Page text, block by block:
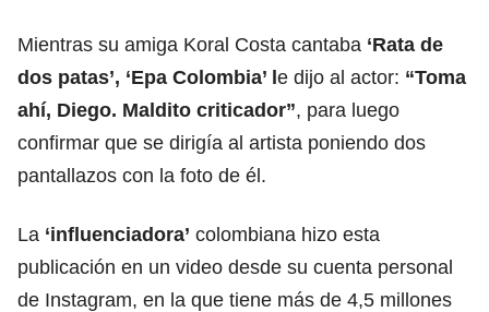
Mientras su amiga Koral Costa cantaba ‘Rata de
dos patas’, ‘Epa Colombia’ le dijo al actor: “Toma
ahí, Diego. Maldito criticador”, para luego
confirmar que se dirigía al artista poniendo dos
pantallazos con la foto de él.
La ‘influenciadora’ colombiana hizo esta
publicación en un video desde su cuenta personal
de Instagram, en la que tiene más de 4,5 millones